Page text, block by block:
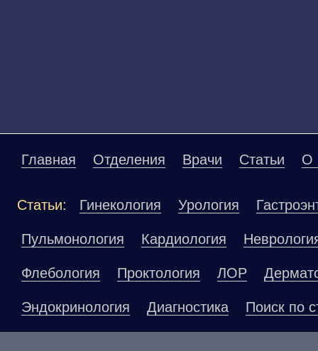
Главная Отделения Врачи Статьи О
Статьи: Гинекология Урология
Пульмонология Кардиология
Флебология Проктология ЛОР
Эндокринология Диагностика Поиск по